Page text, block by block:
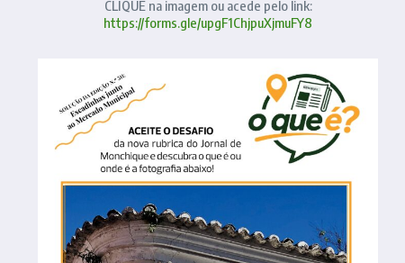
CLIQUE na imagem ou acede pelo link:
https://forms.gle/upgF1ChjpuXjmuFY8